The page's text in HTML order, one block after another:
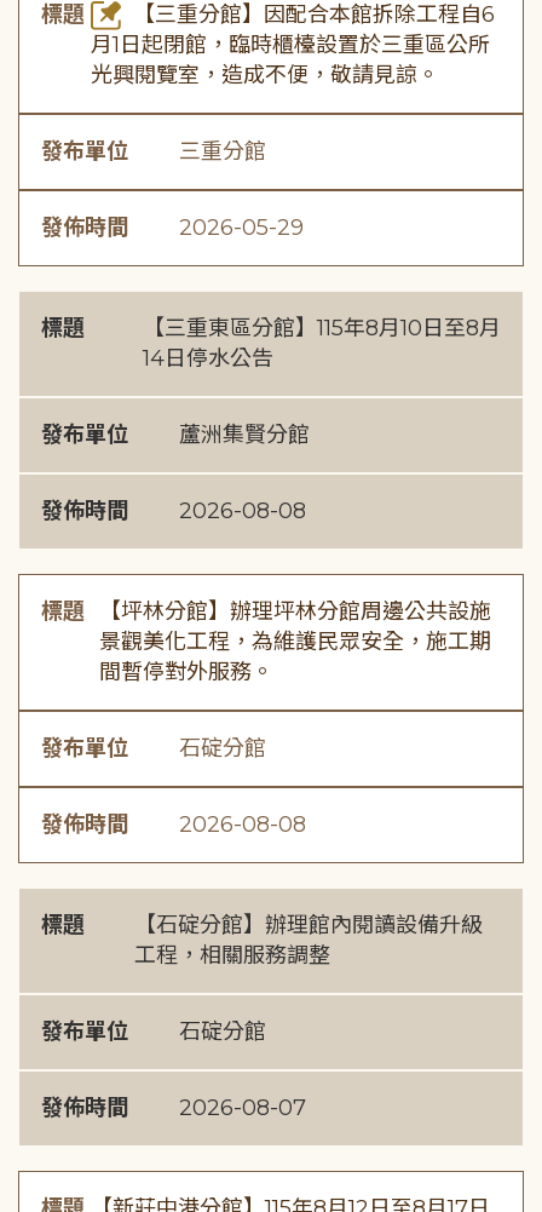
標題
【三重分館】因配合本館拆除工程自6
月1日起閉館，臨時櫃檯設置於三重區公所
光興閱覽室，造成不便，敬請見諒。
發布單位 三重分館
發佈時間 2026-05-29
標題
【三重東區分館】115年8月10日至8月
14日停水公告
發布單位 蘆洲集賢分館
發佈時間 2026-08-08
標題
【坪林分館】辦理坪林分館周邊公共設施
景觀美化工程，為維護民眾安全，施工期
間暫停對外服務。
發布單位 石碇分館
發佈時間 2026-08-08
標題
【石碇分館】辦理館內閱讀設備升級
工程，相關服務調整
發布單位 石碇分館
發佈時間 2026-08-07